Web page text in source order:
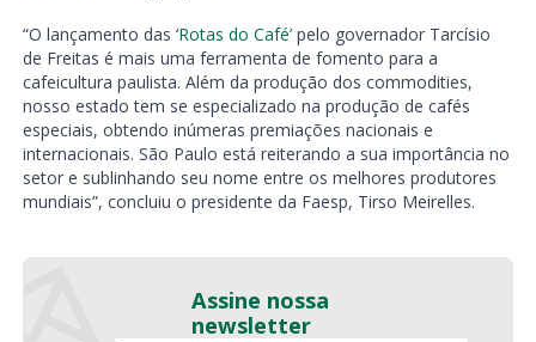
“O lançamento das ‘Rotas do Café’ pelo governador Tarcísio
de Freitas é mais uma ferramenta de fomento para a
cafeicultura paulista. Além da produção dos commodities,
nosso estado tem se especializado na produção de cafés
especiais, obtendo inúmeras premiações nacionais e
internacionais. São Paulo está reiterando a sua importância no
setor e sublinhando seu nome entre os melhores produtores
mundiais”, concluiu o presidente da Faesp, Tirso Meirelles.
Assine nossa
newsletter